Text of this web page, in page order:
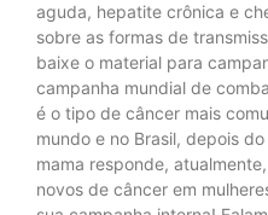
aguda, hepatite crônica e
sobre as formas de
baixe o material para
campanha mundial de
é o tipo de câncer mais
mundo e no Brasil, depois
mama responde,
novos de câncer em